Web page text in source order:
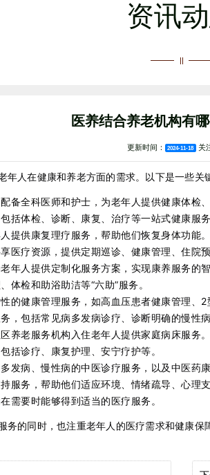
资讯
医养结合养老机构有
更新时间： 2024-11-18 关
人在健康和养老方面的需求。以下是一些关
备全科医师和护士，为老年人提供健康体检
括体检、诊断、康复、治疗等一站式健康服务
提供康复理疗服务，帮助他们恢复身体功能。
医疗资源，提供定期巡诊、健康管理、住院
年人提供定制化服务方案，实现康养服务的
体检和助浴助洁等“六助”服务。
的健康管理服务，如高血压患者健康管理、2
，包括常见病多发病诊疗、诊断明确的慢性
养老服务机构入住老年人提供家庭病床服务。
括诊疗、康复护理、安宁疗护等。
发病、慢性病的中医诊疗服务，以及中医药康
服务，帮助他们适应环境、情绪疏导、心理支
需要时能够得到适当的医疗服务。
的同时，也注重老年人的医疗需求和健康保